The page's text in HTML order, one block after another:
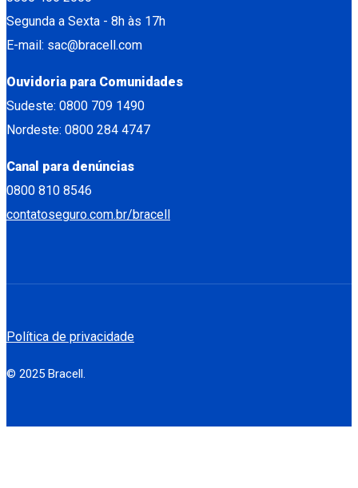
Segunda a Sexta - 8h às 17h
E-mail: sac@bracell.com
Ouvidoria para Comunidades
Sudeste: 0800 709 1490
Nordeste: 0800 284 4747
Canal para denúncias
0800 810 8546
contatoseguro.com.br/bracell
Política de privacidade
© 2025 Bracell.